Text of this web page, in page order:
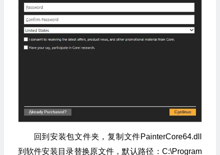
回到安装包文件夹，复制文件PainterCore64.dll
到软件安装目录替换原文件，默认路径：C:\Program